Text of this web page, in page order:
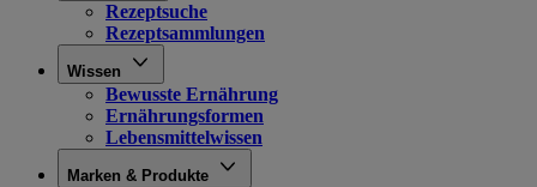
Rezeptsuche
Rezeptsammlungen
Wissen
Bewusste Ernährung
Ernährungsformen
Lebensmittelwissen
Marken & Produkte